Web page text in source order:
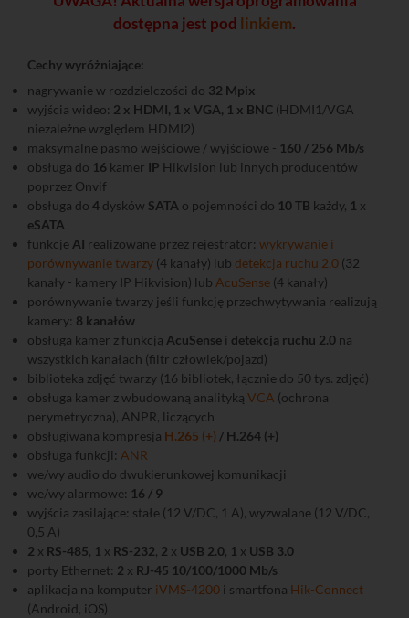
dostępna jest pod linkiem.
Cechy wyróżniające:
nagrywanie w rozdzielczości do 32 Mpix
wyjścia wideo: 2 x HDMI, 1 x VGA, 1 x BNC (HDMI1/VGA
niezależne względem HDMI2)
maksymalne pasmo wejściowe / wyjściowe - 160 / 256 Mb/s
obsługa do 16 kamer IP Hikvision lub innych producentów
poprzez Onvif
obsługa do 4 dysków SATA o pojemności do 10 TB każdy, 1 x
eSATA
funkcje AI realizowane przez rejestrator: wykrywanie i
porównywanie twarzy (4 kanały) lub detekcja ruchu 2.0 (32
kanały - kamery IP Hikvision) lub AcuSense (4 kanały)
porównywanie twarzy jeśli funkcję przechwytywania realizują
kamery: 8 kanałów
obsługa kamer z funkcją AcuSense i detekcją ruchu 2.0 na
wszystkich kanałach (filtr człowiek/pojazd)
biblioteka zdjęć twarzy (16 bibliotek, łącznie do 50 tys. zdjęć)
obsługa kamer z wbudowaną analityką VCA (ochrona
perymetryczna), ANPR, liczących
obsługiwana kompresja H.265 (+) / H.264 (+)
obsługa funkcji: ANR
we/wy audio do dwukierunkowej komunikacji
we/wy alarmowe: 16 / 9
wyjścia zasilające: stałe (12 V/DC, 1 A), wyzwalane (12 V/DC,
0,5 A)
2 x RS-485, 1 x RS-232, 2 x USB 2.0, 1 x USB 3.0
porty Ethernet: 2 x RJ-45 10/100/1000 Mb/s
aplikacja na komputer iVMS-4200 i smartfona Hik-Connect
(Android, iOS)